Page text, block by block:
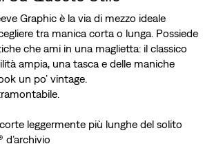
Graphic è la via di mezzo ideale
tra manica corta o lunga. Possiede
che ami in una maglietta: il classico
ampia, una tasca e delle maniche
un po’ vintage.
leggermente più lunghe del solito
d’archivio